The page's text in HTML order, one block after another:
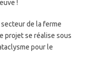
!
de la ferme
projet se réalise sous
pour le